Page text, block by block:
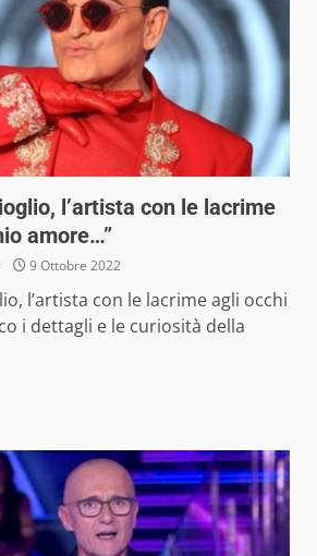
l’artista con le lacrime
amore…”
9 Ottobre 2022
l’artista con le lacrime agli occhi
i dettagli e le curiosità della